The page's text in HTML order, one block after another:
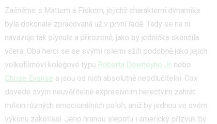
Začněme s Mattem a Fiskem, jejichž charakterní dynamika
byla dokonale zpracovaná už v první řadě. Tady se na ni
navazuje tak plynule a přirozeně, jako by jednička skončila
včera. Oba herci se se svými rolemi sžili podobně jako jejich
velkofilmoví kolegové typu Roberta Downeyho Jr. nebo
Chrise Evanse a jsou od nich absolutně neodlučitelní. Cox
dovede svým neuvěřitelně expresivním herectvím zahrát
milion různých emocionálních poloh, aniž by jednou ve svém
výkonu zakolísal. Jeho hranou slepotu i americký přízvuk by